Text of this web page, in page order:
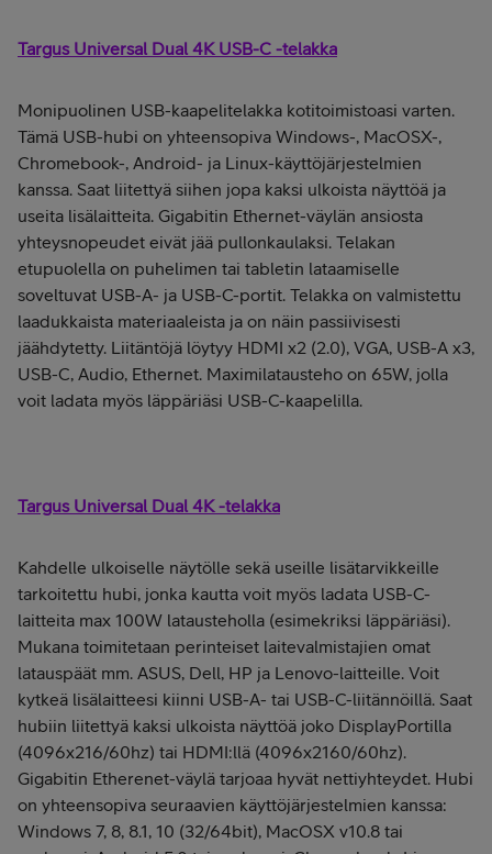
Targus Universal Dual 4K USB-C -telakka
Monipuolinen USB-kaapelitelakka kotitoimistoasi varten.
Tämä USB-hubi on yhteensopiva Windows-, MacOSX-,
Chromebook-, Android- ja Linux-käyttöjärjestelmien
kanssa. Saat liitettyä siihen jopa kaksi ulkoista näyttöä ja
useita lisälaitteita. Gigabitin Ethernet-väylän ansiosta
yhteysnopeudet eivät jää pullonkaulaksi. Telakan
etupuolella on puhelimen tai tabletin lataamiselle
soveltuvat USB-A- ja USB-C-portit. Telakka on valmistettu
laadukkaista materiaaleista ja on näin passiivisesti
jäähdytetty. Liitäntöjä löytyy HDMI x2 (2.0), VGA, USB-A x3,
USB-C, Audio, Ethernet. Maximilatausteho on 65W, jolla
voit ladata myös läppäriäsi USB-C-kaapelilla.
Targus Universal Dual 4K -telakka
Kahdelle ulkoiselle näytölle sekä useille lisätarvikkeille
tarkoitettu hubi, jonka kautta voit myös ladata USB-C-
laitteita max 100W latausteholla (esimekriksi läppäriäsi).
Mukana toimitetaan perinteiset laitevalmistajien omat
latauspäät mm. ASUS, Dell, HP ja Lenovo-laitteille. Voit
kytkeä lisälaitteesi kiinni USB-A- tai USB-C-liitännöillä. Saat
hubiin liitettyä kaksi ulkoista näyttöä joko DisplayPortilla
(4096x216/60hz) tai HDMI:llä (4096x2160/60hz).
Gigabitin Etherenet-väylä tarjoaa hyvät nettiyhteydet. Hubi
on yhteensopiva seuraavien käyttöjärjestelmien kanssa:
Windows 7, 8, 8.1, 10 (32/64bit), MacOSX v10.8 tai